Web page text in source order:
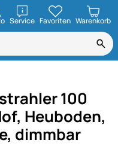
ServiceöffnenFavoriten Warenkorb
100
Heuboden,
dimmbar